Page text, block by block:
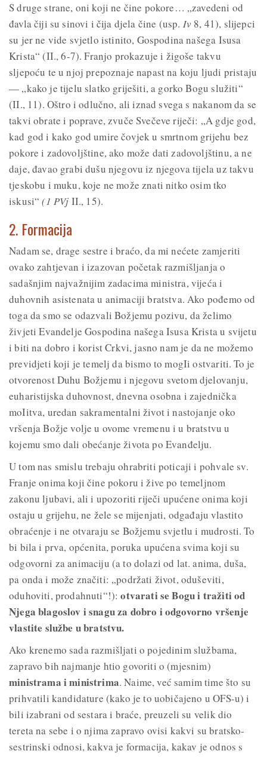
S druge strane, oni koji ne čine pokore… „zavedeni od
đavla čiji su sinovi i čija djela čine (usp. Iv 8, 41), slijepci
su jer ne vide svjetlo istinito, Gospodina našega Isusa
Krista“ (II., 6-7). Franjo prokazuje i žigoše takvu
sljepoću te u njoj prepoznaje napast na koju ljudi pristaju
— „kako je tijelu slatko griješiti, a gorko Bogu služiti“
(II., 11). Oštro i odlučno, ali iznad svega s nakanom da se
takvi obrate i poprave, zvuče Svečeve riječi: „A gdje god,
kad god i kako god umire čovjek u smrtnom grijehu bez
pokore i zadovoljštine, ako može dati zadovoljštinu, a ne
daje, đavao grabi dušu njegovu iz njegova tijela uz takvu
tjeskobu i muku, koje ne može znati nitko osim tko
iskusi“(1 PVj II., 15).
2. Formacija
Nadam se, drage sestre i braćo, da mi nećete zamjeriti
ovako zahtjevan i izazovan početak razmišljanja o
sadašnjim najvažnijim zadacima ministra, vijeća i
duhovnih asistenata u animaciji bratstva. Ako pođemo od
toga da smo se odazvali Božjemu pozivu, da želimo
živjeti Evandelje Gospodina našega Isusa Krista u svijetu
i biti na dobro i korist Crkvi, jasno nam je da ne možemo
previdjeti koji je temelj da bismo to mogIi ostvariti. To je
otvorenost Duhu Božjemu i njegovu svetom djelovanju,
euharistijska duhovnost, dnevna osobna i zajednička
moIitva, uredan sakramentalni život i nastojanje oko
vršenja Božje volje u ovome vremenu i u bratstvu u
kojemu smo dali obećanje života po Evanđelju.
U tom nas smislu trebaju ohrabriti poticaji i pohvale sv.
Franje onima koji čine pokoru i žive po temeljnom
zakonu ljubavi, ali i upozoriti riječi upućene onima koji
ostaju u grijehu, ne žele se mijenjati, odgađaju vlastito
obraćenje i ne otvaraju se Božjemu svjetlu i mudrosti. To
bi bila i prva, općenita, poruka upućena svima koji su
odgovorni za animaciju (a to dolazi od lat. anima, duša,
pa onda i može značiti: „podržati život, oduševiti,
oduhoviti, prodahnuti“!):otvarati se Bogu i tražiti od
Njega blagoslov i snagu za dobro i odgovorno vršenje
vlastite službe u bratstvu.
Ako krenemo sada razmišljati o pojedinim službama,
zapravo bih najmanje htio govoriti o (mjesnim)
ministrama i ministrima. Naime, već samim time što su
prihvatili kandidature (kako je to uobičajeno u OFS-u) i
bili izabrani od sestara i braće, preuzeli su velik dio
tereta na sebe i o njima zapravo ovisi kakvi su bratsko-
sestrinski odnosi, kakva je formacija, kakav je odnos s